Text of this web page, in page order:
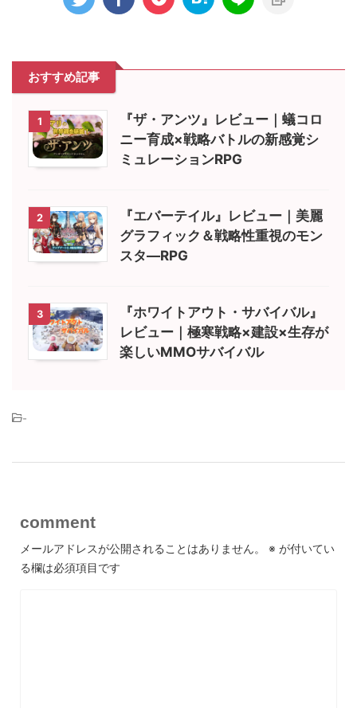
おすすめ記事
1
『ザ・アンツ』レビュー｜蟻コロ
ニー育成×戦略バトルの新感覚シ
ミュレーションRPG
2
『エバーテイル』レビュー｜美麗
グラフィック＆戦略性重視のモン
スタ―RPG
3
『ホワイトアウト・サバイバル』
レビュー｜極寒戦略×建設×生存が
楽しいMMOサバイバル
-
comment
メールアドレスが公開されることはありません。 ※ が付いてい
る欄は必須項目です